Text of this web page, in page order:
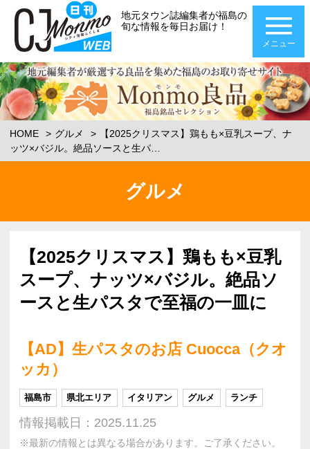
地元タウン誌編集者が福島の
旬な情報を毎日お届け！
メニュー
HOME グルメ
【2025クリスマス】鶏もも×豆乳スープ、ナ
ッツ×バジル。絶品ソースと生パ…
グルメ
【2025クリスマス】鶏もも×豆乳
スープ、ナッツ×バジル。絶品ソ
ースと生パスタで至福の一皿に
【AD】生パスタのお店 Cuocca（クオ
ッカ）
福島市 県北エリア イタリアン グルメ ランチ
情報掲載日：2025.11.25
※最新の情報とは異なる場合があります。ご了承ください。